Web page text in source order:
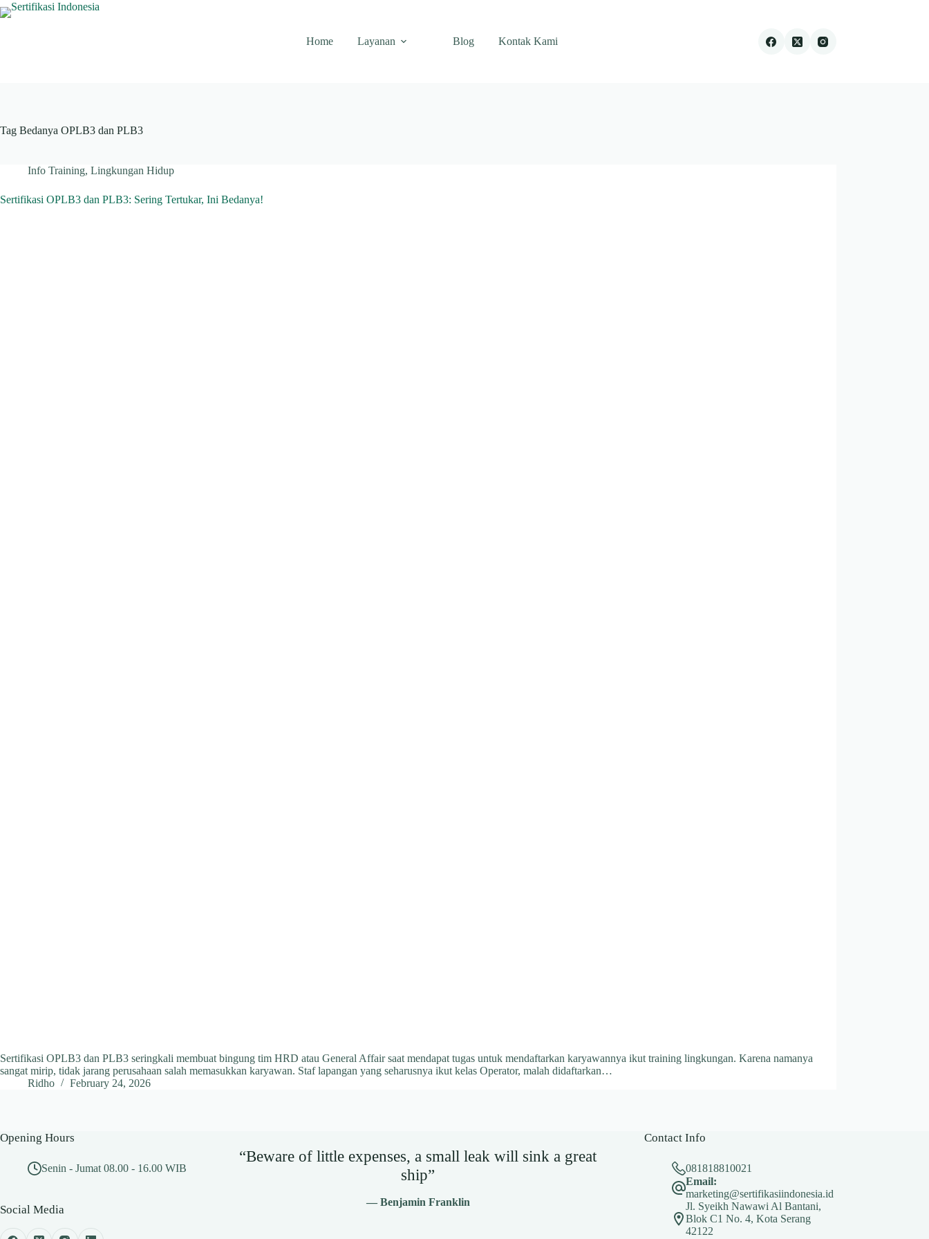
Skip
to
Home
Layanan Blog Kontak Kami
Tag Bedanya OPLB3 dan PLB3
Info Training, Lingkungan Hidup
Sertifikasi OPLB3 dan PLB3: Sering Tertukar, Ini Bedanya!
Sertifikasi OPLB3 dan PLB3 seringkali membuat bingung tim HRD atau General Affair saat mendapat tugas untuk mendaftarkan karyawannya ikut training lingkungan. Karena namanya
sangat mirip, tidak jarang perusahaan salah memasukkan karyawan. Staf lapangan yang seharusnya ikut kelas Operator, malah didaftarkan…
Ridho
February 24, 2026
Opening Hours
Senin - Jumat 08.00 - 16.00 WIB
Social Media
“Beware of little expenses, a small leak will sink a great
ship”
— Benjamin Franklin
Contact Info
081818810021
Email:
marketing@sertifikasiindonesia.id
Jl. Syeikh Nawawi Al Bantani,
Blok C1 No. 4, Kota Serang
42122